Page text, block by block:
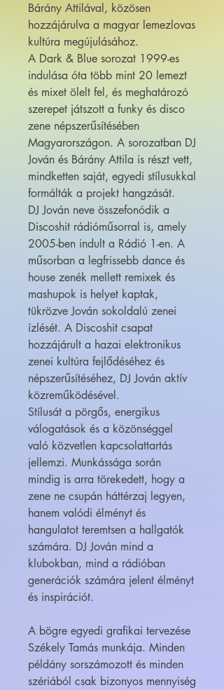
Bárány Attilával, közösen
hozzájárulva a magyar lemezlovas
kultúra megújulásához.
A Dark & Blue sorozat 1999-es
indulása óta több mint 20 lemezt
és mixet ölelt fel, és meghatározó
szerepet játszott a funky és disco
zene népszerűsítésében
Magyarországon. A sorozatban DJ
Jován és Bárány Attila is részt vett,
mindketten saját, egyedi stílusukkal
formálták a projekt hangzását.
DJ Jován neve összefonódik a
Discoshit rádióműsorral is, amely
2005-ben indult a Rádió 1-en. A
műsorban a legfrissebb dance és
house zenék mellett remixek és
mashupok is helyet kaptak,
tükrözve Jován sokoldalú zenei
ízlését. A Discoshit csapat
hozzájárult a hazai elektronikus
zenei kultúra fejlődéséhez és
népszerűsítéséhez, DJ Jován aktív
közreműködésével.
Stílusát a pörgős, energikus
válogatások és a közönséggel
való közvetlen kapcsolattartás
jellemzi. Munkássága során
mindig is arra törekedett, hogy a
zene ne csupán háttérzaj legyen,
hanem valódi élményt és
hangulatot teremtsen a hallgatók
számára. DJ Jován mind a
klubokban, mind a rádióban
generációk számára jelent élményt
és inspirációt.
A bögre egyedi grafikai tervezése
Székely Tamás munkája. Minden
példány sorszámozott és minden
szériából csak bizonyos mennyiség